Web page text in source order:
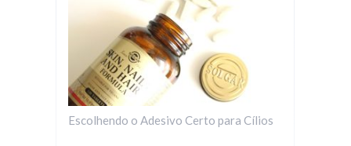
Escolhendo o Adesivo Certo para Cílios